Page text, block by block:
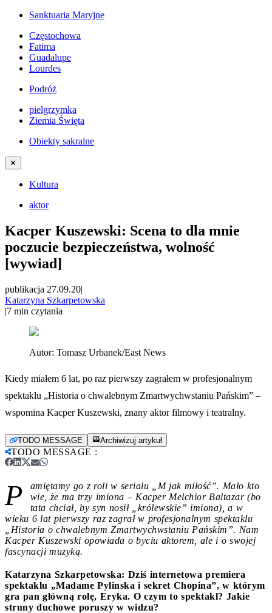
Sanktuaria Maryjne
Częstochowa
Fatima
Guadalupe
Lourdes
Podróż
pielgrzymka
Ziemia Święta
Obiekty sakralne
✕
Kultura
aktor
Kacper Kuszewski: Scena to dla mnie
poczucie bezpieczeństwa, wolność
[wywiad]
publikacja 27.09.20|
Katarzyna Szkarpetowska
|7 min czytania
Autor: Tomasz Urbanek/East News
Kiedy miałem 6 lat, po raz pierwszy zagrałem w profesjonalnym
spektaklu „Historia o chwalebnym Zmartwychwstaniu Pańskim” –
wspomina Kacper Kuszewski, znany aktor filmowy i teatralny.
TODO MESSAGE Archiwizuj artykuł
TODO MESSAGE :
P
amiętamy go z roli w serialu „M jak miłość”. Mało kto
wie, że ma trzy imiona – Kacper Melchior Baltazar (bo
tata chciał, by syn nosił „królewskie” imiona), a w
wieku 6 lat pierwszy raz zagrał w profesjonalnym spektaklu
„Historia o chwalebnym Zmartwychwstaniu Pańskim”. Nam
Kacper Kuszewski opowiada o byciu aktorem, ale i o swojej
fascynacji muzyką.
Katarzyna Szkarpetowska: Dziś internetowa premiera
spektaklu „Madame Pylinska i sekret Chopina”, w którym
gra pan główną rolę, Eryka. O czym to spektakl? Jakie
struny duchowe poruszy w widzu?